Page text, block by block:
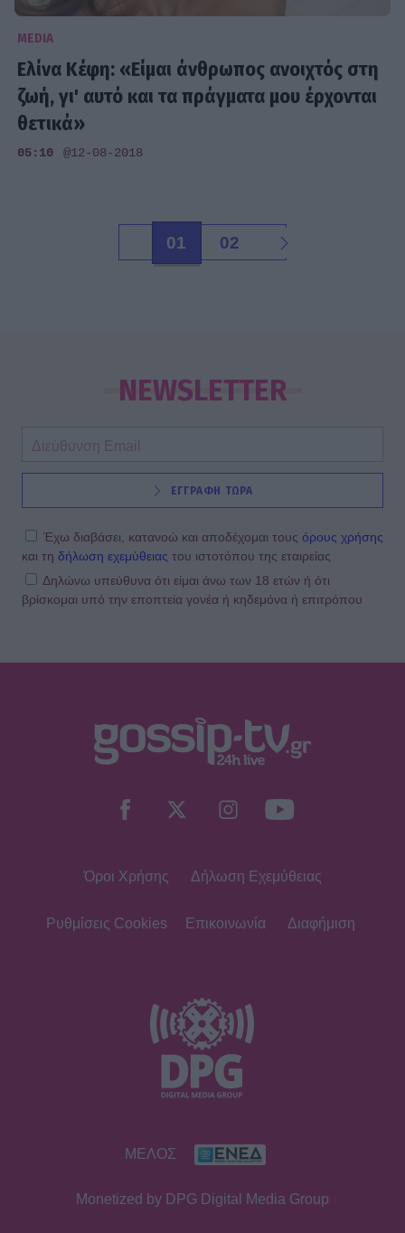
MEDIA
Ελίνα Κέφη: «Είμαι άνθρωπος ανοιχτός στη
ζωή, γι' αυτό και τα πράγματα μου έρχονται
θετικά»
05:10 @12-08-2018
01 02
NEWSLETTER
ΕΓΓΡΑΦΗ ΤΩΡΑ
Έχω διαβάσει, κατανοώ και αποδέχομαι τους όρους χρήσης
και τη δήλωση εχεμύθειας του ιστοτόπου της εταιρείας
Δηλώνω υπεύθυνα ότι είμαι άνω των 18 ετών ή ότι
βρίσκομαι υπό την εποπτεία γονέα ή κηδεμόνα ή επιτρόπου
Όροι Χρήσης Δήλωση Εχεμύθειας
Ρυθμίσεις Cookies Επικοινωνία Διαφήμιση
ΜΕΛΟΣ
Monetized by DPG Digital Media Group